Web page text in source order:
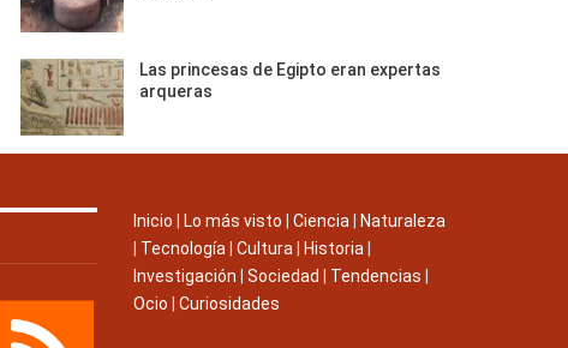
Las princesas de Egipto eran expertas
arqueras
Inicio Lo más visto Ciencia
Naturaleza
Tecnología Cultura Historia
Investigación
Sociedad Tendencias
Ocio
Curiosidades